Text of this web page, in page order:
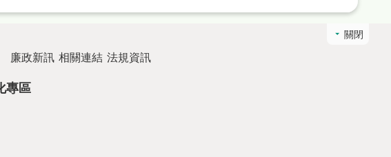
關閉
廉政新訊 相關連結 法規資訊
專區